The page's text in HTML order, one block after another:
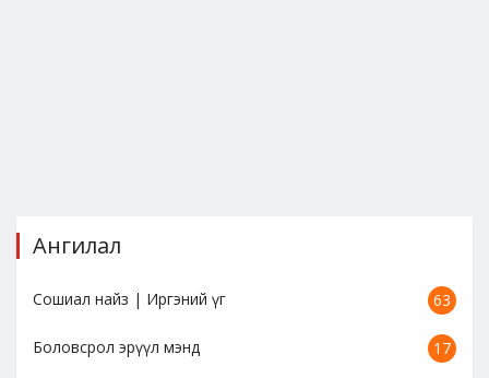
Ангилал
Сошиал найз | Иргэний үг 63
Боловсрол эрүүл мэнд 17